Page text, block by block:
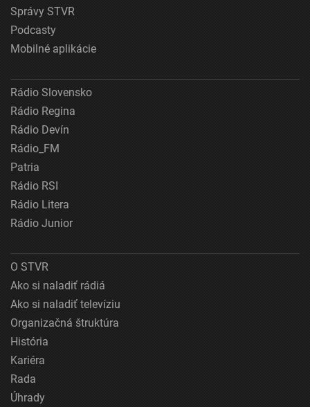
Správy STVR
Podcasty
Mobilné aplikácie
Rádio Slovensko
Rádio Regina
Rádio Devín
Rádio_FM
Patria
Rádio RSI
Rádio Litera
Rádio Junior
O STVR
Ako si naladiť rádiá
Ako si naladiť televíziu
Organizačná štruktúra
História
Kariéra
Rada
Úhrady